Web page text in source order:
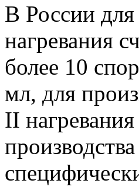
В России
нагревания
более 10
мл, для
II